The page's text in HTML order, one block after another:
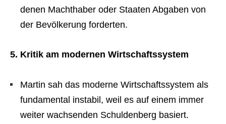
denen Machthaber oder Staaten Abgaben von
der Bevölkerung forderten.
5. Kritik am modernen Wirtschaftssystem
Martin sah das moderne Wirtschaftssystem als
fundamental instabil, weil es auf einem immer
weiter wachsenden Schuldenberg basiert.